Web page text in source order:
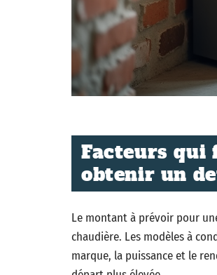
Facteurs qui
obtenir un
Le montant à prévoir pour
chaudière. Les modèles à
marque, la puissance et le